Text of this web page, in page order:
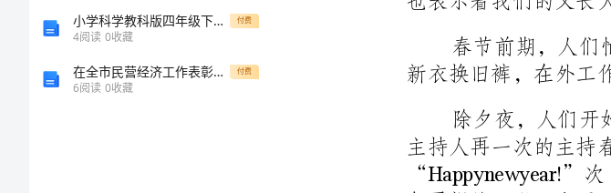
小学科学教科版四年级下册第二单元第6课《导体和绝缘体》教案（2023春新课标版） 付费
4阅读 0收藏
在全市民营经济工作表彰大会领导讲话 付费
6阅读 0收藏